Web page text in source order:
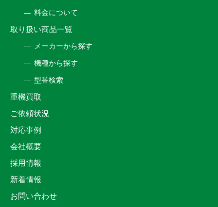
料金について
取り扱い商品一覧
メーカーから探す
機種から探す
型番検索
重機買取
ご依頼状況
対応事例
会社概要
採用情報
新着情報
お問い合わせ